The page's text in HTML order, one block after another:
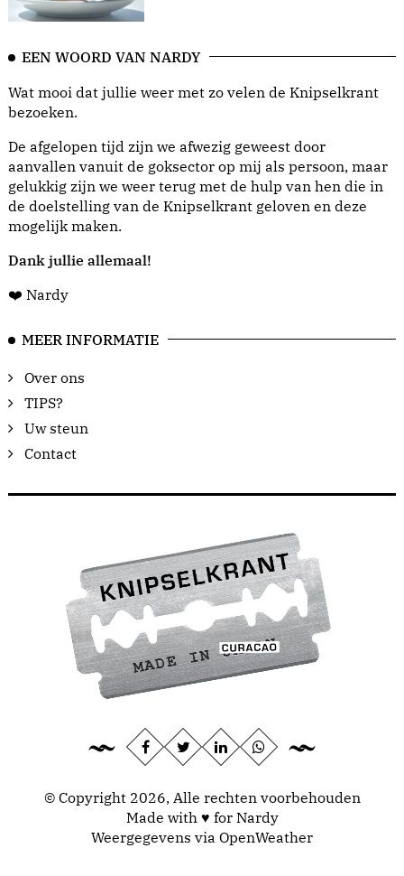
EEN WOORD VAN NARDY
Wat mooi dat jullie weer met zo velen de Knipselkrant
bezoeken.
De afgelopen tijd zijn we afwezig geweest door
aanvallen vanuit de goksector op mij als persoon, maar
gelukkig zijn we weer terug met de hulp van hen die in
de doelstelling van de Knipselkrant geloven en deze
mogelijk maken.
Dank jullie allemaal!
❤️ Nardy
MEER INFORMATIE
Over ons
TIPS?
Uw steun
Contact
© Copyright 2026, Alle rechten voorbehouden
Made with ♥ for Nardy
Weergegevens via OpenWeather